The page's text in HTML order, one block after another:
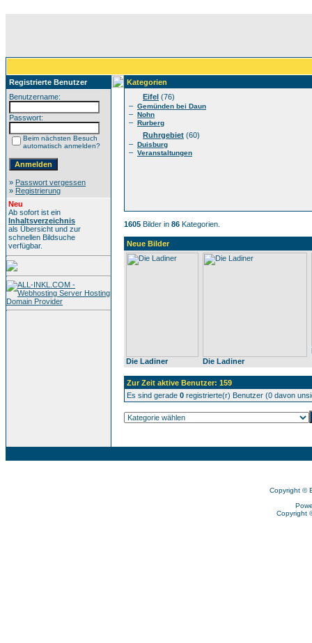
Registrierte Benutzer
Benutzername:
Passwort:
Beim nächsten Besuch
automatisch anmelden?
» Passwort vergessen
» Registrierung
Neu
Ab sofort ist ein
Inhaltsverzeichnis
als Übersicht und zur
schnellen Bildsuche
verfügbar.
Kategorien
Eifel (76)
– Gemünden bei Daun
– Nohn
– Rurberg
Ruhrgebiet (60)
– Duisburg
– Veranstaltungen
1605 Bilder in 86 Kategorien.
Neue Bilder
Die Ladiner Die Ladiner
Zur Zeit aktive Benutzer: 159
Es sind gerade 0 registrierte(r) Benutzer (0 davon
Copyright ©
Copyright